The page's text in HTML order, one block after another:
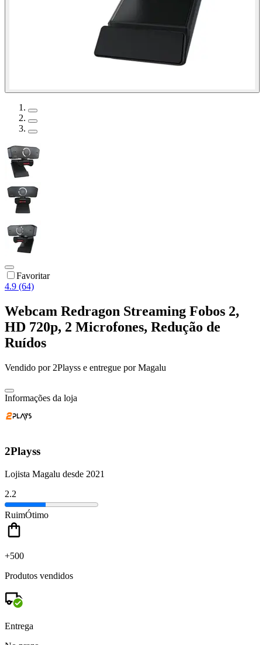
Favoritar
4.9 (64)
Webcam Redragon Streaming Fobos 2,
HD 720p, 2 Microfones, Redução de
Ruídos
Vendido por 2Playss e entregue por Magalu
Informações da loja
2Playss
Lojista Magalu desde 2021
2.2
RuimÓtimo
+500
Produtos vendidos
Entrega